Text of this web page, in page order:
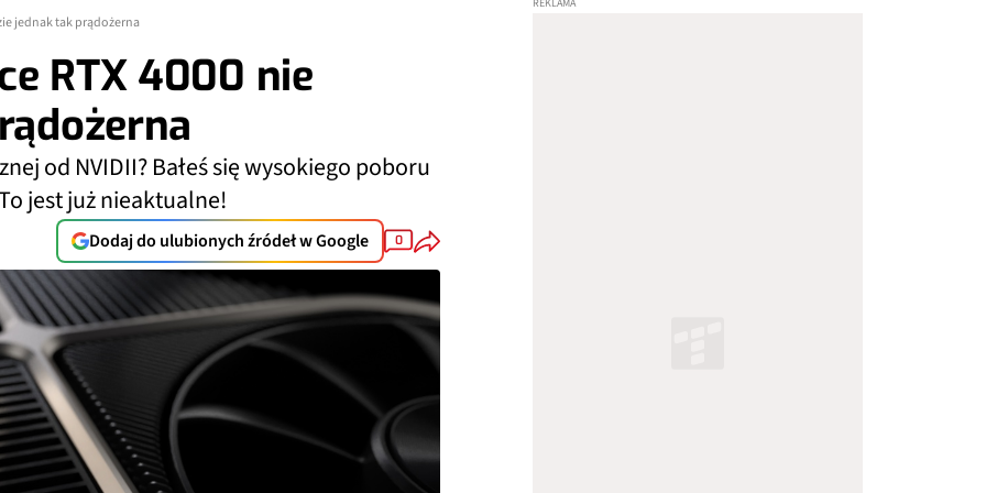
jednak tak prądożerna
RTX 4000 nie
od NVIDII? Bałeś się wysokiego poboru
jest już nieaktualne!
Dodaj do ulubionych źródeł w Google 0